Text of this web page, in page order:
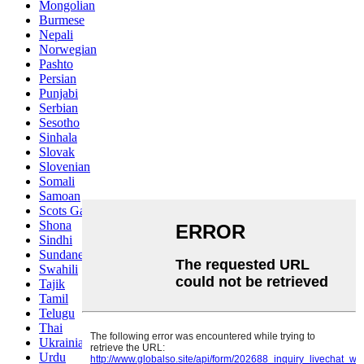
Mongolian
Burmese
Nepali
Norwegian
Pashto
Persian
Punjabi
Serbian
Sesotho
Sinhala
Slovak
Slovenian
Somali
Samoan
Scots Gaelic
Shona
Sindhi
Sundanese
Swahili
Tajik
Tamil
Telugu
Thai
Ukrainian
Urdu